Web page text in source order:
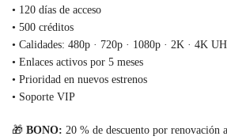
• 120 días de acceso
• 500 créditos
• Calidades: 480p · 720p · 1080p · 2K · 4K
• Enlaces activos por 5 meses
• Prioridad en nuevos estrenos
• Soporte VIP
🎁 BONO: 20 % de descuento por renovación